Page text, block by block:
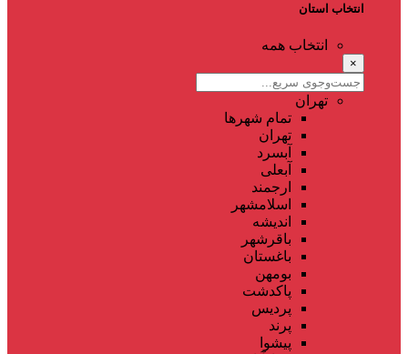
انتخاب استان
انتخاب همه
×
تهران
تمام شهر‌ها
تهران
آبسرد
آبعلی
ارجمند
اسلامشهر
اندیشه
باقرشهر
باغستان
بومهن
پاکدشت
پردیس
پرند
پیشوا